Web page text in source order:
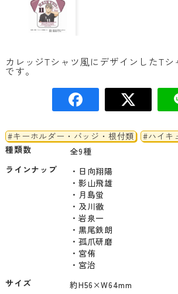
カレッジTシャツ風にデザインしたT
です。
#キーホルダー・バッジ・根付類 #ハイキ
種類数
全9種
ラインナップ
・日向翔陽
・影山飛雄
・月島蛍
・及川徹
・岩泉一
・黒尾鉄朗
・孤爪研磨
・宮侑
サイズ
約H56×W64mm